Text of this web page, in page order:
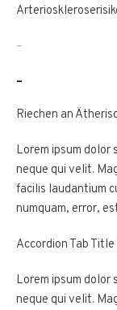
–
–
Riechen an
Lorem ipsum
neque qui velit.
facilis laudantium
numquam, error,
Accordion Tab Title
Lorem ipsum
neque qui velit.